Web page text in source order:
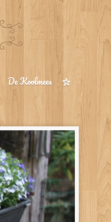
De Koolmees